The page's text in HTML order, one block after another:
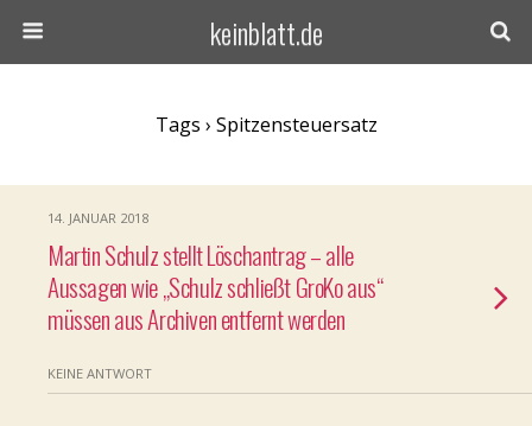
keinblatt.de
Tags › Spitzensteuersatz
14. JANUAR 2018
Martin Schulz stellt Löschantrag – alle
Aussagen wie „Schulz schließt GroKo aus“
müssen aus Archiven entfernt werden
KEINE ANTWORT